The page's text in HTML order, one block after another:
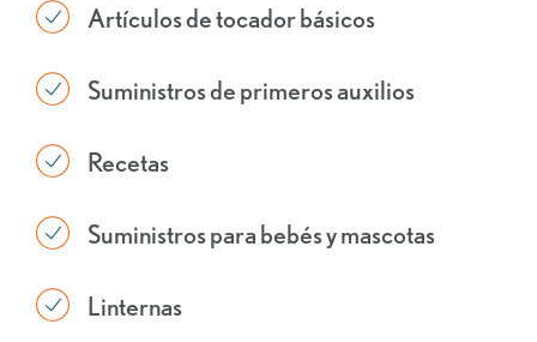
Artículos de tocador básicos
Suministros de primeros auxilios
Recetas
Suministros para bebés y mascotas
Linternas